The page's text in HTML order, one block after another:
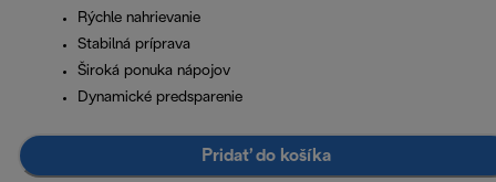
Rýchle nahrievanie
Stabilná príprava
Široká ponuka nápojov
Dynamické predsparenie
Pridať do košíka